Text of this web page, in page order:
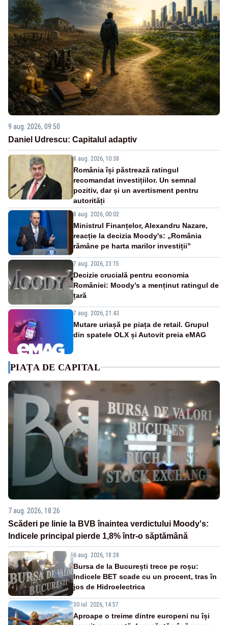
9 aug. 2026, 09:50
Daniel Udrescu: Capitalul adaptiv
8 aug. 2026, 10:38
România își păstrează ratingul
recomandat investițiilor. Un semnal
pozitiv, dar și un avertisment pentru
autorități
8 aug. 2026, 00:02
Ministrul Finanțelor, Alexandru Nazare,
reacție la decizia Moody's: „România
rămâne pe harta marilor investiții”
7 aug. 2026, 23:15
Decizie crucială pentru economia
României: Moody’s a menținut ratingul de
țară
7 aug. 2026, 21:43
Mutare uriașă pe piața de retail. Grupul
din spatele OLX și Autovit preia eMAG
PIAȚA DE CAPITAL
7 aug. 2026, 18:26
Scăderi pe linie la BVB înaintea verdictului Moody's:
Indicele principal pierde 1,8% într-o săptămână
6 aug. 2026, 18:28
Bursa de la București trece pe roșu:
Indicele BET scade cu un procent, tras în
jos de Hidroelectrica
30 iul. 2026, 14:57
Aproape o treime dintre europeni nu își